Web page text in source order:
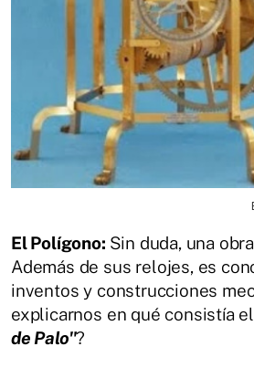
El Polígono: Sin duda, una
Además de sus relojes, es
inventos y construcciones
explicarnos en qué consistía
de Palo"?